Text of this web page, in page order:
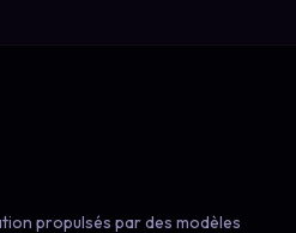
propulsés par des modèles